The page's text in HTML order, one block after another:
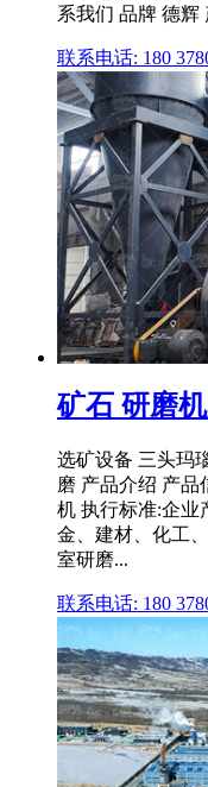
系我们 品牌 德辉
联系电话: 180
矿石 研磨
选矿设备 三头玛
磨 产品介绍 产品
机 执行标准:企业
金、建材、化工
室研磨...
联系电话: 180